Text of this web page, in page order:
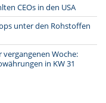
CEOs in den USA
unter den Rohstoffen
vergangenen Woche:
in KW 31